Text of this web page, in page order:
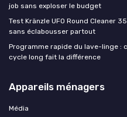
job sans exploser le budget
Test Kränzle UFO Round Cleaner
sans éclabousser partout
Programme rapide du lave-linge :
cycle long fait la différence
Appareils ménagers
Média